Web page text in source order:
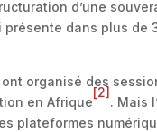
d’une
dans plus de
ont organisé des
en Afrique
[2]
. Mais
plateformes